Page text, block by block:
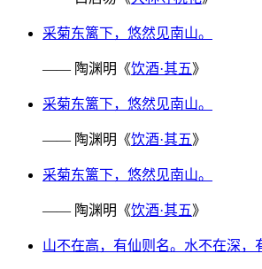
采菊东篱下，悠然见南山。
—— 陶渊明《饮酒·其五》
采菊东篱下，悠然见南山。
—— 陶渊明《饮酒·其五》
采菊东篱下，悠然见南山。
—— 陶渊明《饮酒·其五》
山不在高，有仙则名。水不在深，